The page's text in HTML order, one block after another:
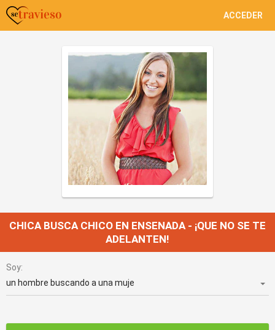
ACCEDER
CHICA BUSCA CHICO EN ENSENADA - ¡QUE NO SE TE
ADELANTEN!
Soy: